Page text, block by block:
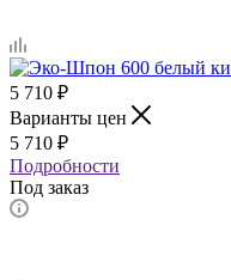
5 710 ₽
Варианты цен
5 710 ₽
Подробности
Под заказ